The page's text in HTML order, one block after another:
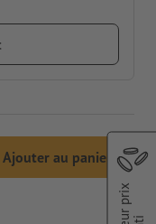
Ajouter au panier